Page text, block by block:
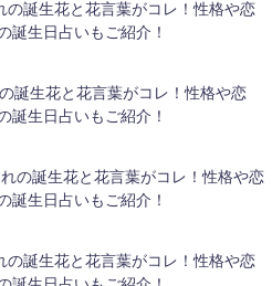
の誕生花と花言葉がコレ！性格や恋
誕生日占いもご紹介！
誕生花と花言葉がコレ！性格や恋
誕生日占いもご紹介！
の誕生花と花言葉がコレ！性格や恋
誕生日占いもご紹介！
の誕生花と花言葉がコレ！性格や恋